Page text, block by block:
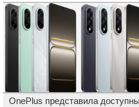
OnePlus представила